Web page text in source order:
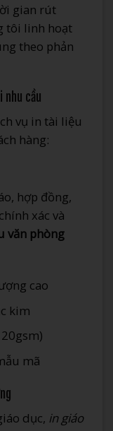
gian rút
tôi linh hoạt
theo phản
nhu cầu
vụ in tài liệu
hàng:
hợp đồng,
xác và
văn phòng
cao
kim
mã
dục, in giáo